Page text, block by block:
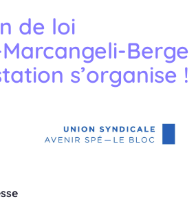
de loi
Berge
s’organise !